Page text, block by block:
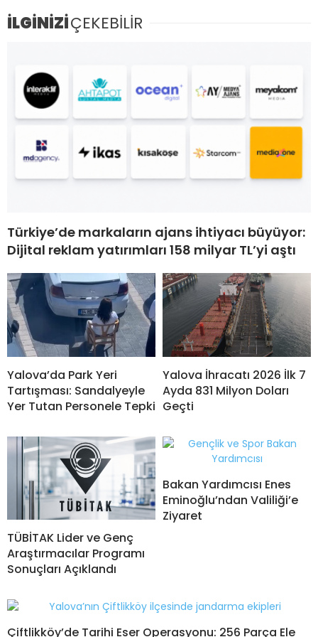
İLGİNİZİÇEKEBİLİR
Türkiye’de markaların ajans ihtiyacı büyüyor:
Dijital reklam yatırımları 158 milyar TL’yi aştı
Yalova’da Park Yeri
Tartışması: Sandalyeyle
Yer Tutan Personele Tepki
Yalova İhracatı 2026 İlk 7
Ayda 831 Milyon Doları
Geçti
TÜBİTAK Lider ve Genç
Araştırmacılar Programı
Sonuçları Açıklandı
Bakan Yardımcısı Enes
Eminoğlu’ndan Valiliği’e
Ziyaret
Çiftlikköy’de Tarihi Eser Operasyonu: 256 Parça Ele